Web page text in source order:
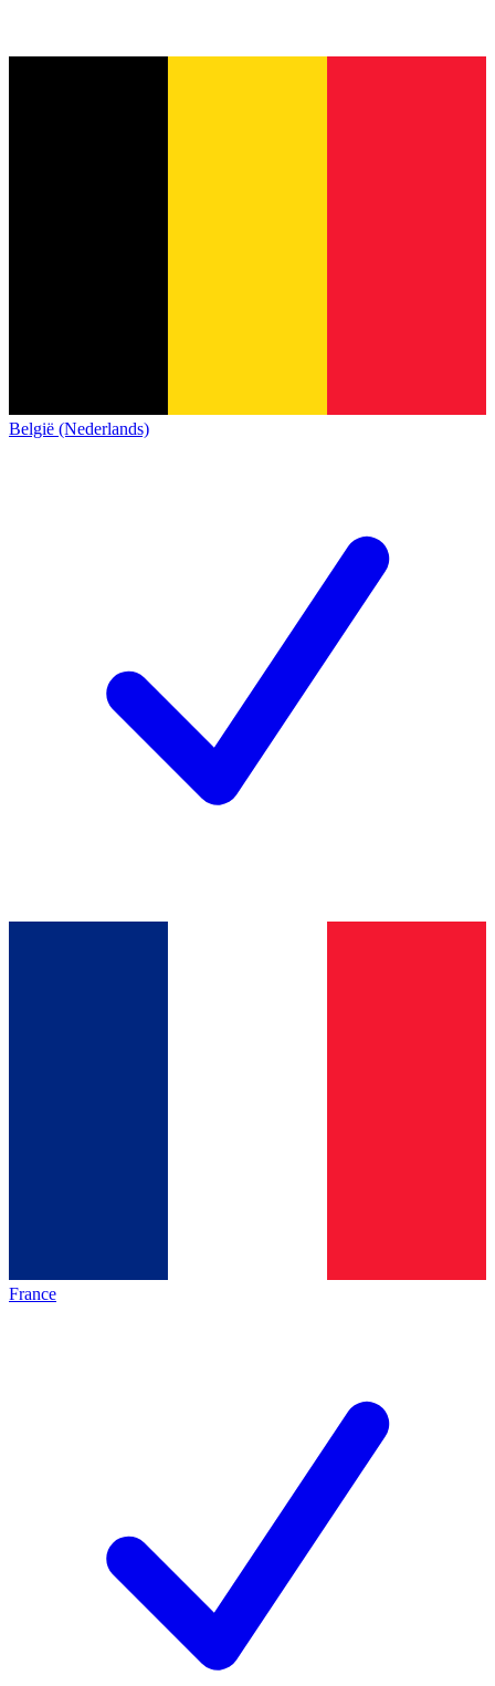
België (Nederlands)
France